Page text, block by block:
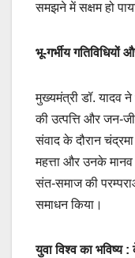
समझने में सक्षम हो
भू-गर्भीय गतिविधियों
मुख्यमंत्री डॉ. यादव ने
की उत्पत्ति और जन-
संवाद के दौरान
महत्ता और उनके
संत-समाज की
समाधन किया।
युवा विश्व का भविष्य